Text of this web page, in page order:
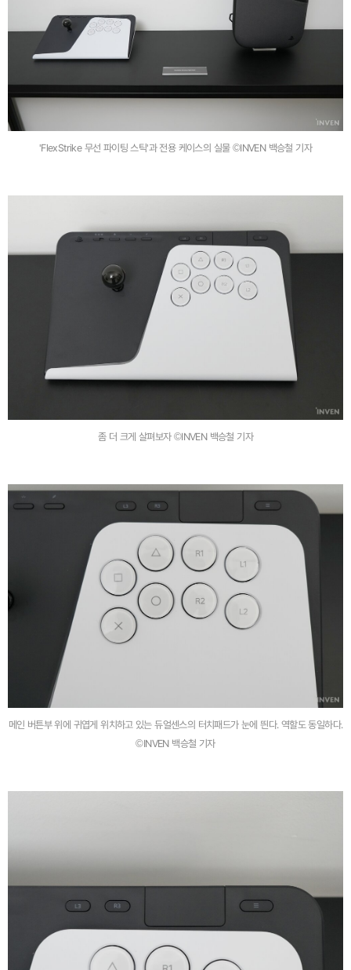
'FlexStrike 무선 파이팅 스틱'과 전용 케이스의 실물 ©INVEN 백승철 기자
좀 더 크게 살펴보자 ©INVEN 백승철 기자
메인 버튼부 위에 귀엽게 위치하고 있는 듀얼센스의 터치패드가 눈에 띈다. 역할도 동일하다.
©INVEN 백승철 기자